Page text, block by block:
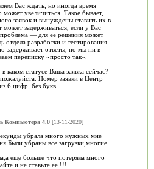
Вас ждать, но иногда время
может увеличиться. Такое бывает,
заявок и вынуждены ставить их в
может задерживаться, если у Вас
— для ее решения может
отдела разработки и тестирования.
задерживает ответы, но мы ни в
переписку «просто так».
каком статусе Ваша заявка сейчас?
Номер заявки в Центр
6 цифр, без букв.
Компьютера 4.0[13-11-2020]
убрала много нужных мне
убраны все загрузки,многие
еще больше что потеряла много
и не ставьте ее !!!